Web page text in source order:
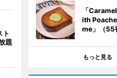
ト
題
「
ith
me」（55
もっと見る